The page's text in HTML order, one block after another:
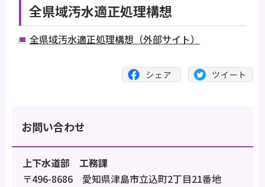
全県域汚水適正処理構想
全県域汚水適正処理構想（外部サイト）
お問い合わせ
上下水道部 工務課
〒496-8686 愛知県津島市立込町2丁目21番地